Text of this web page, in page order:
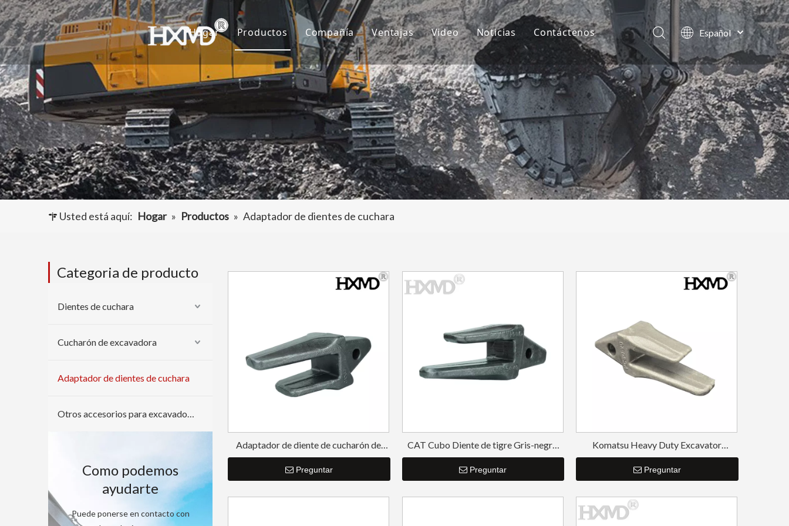
Hogar Productos
Dientes de cubo
Cubo de excavadora
Adaptador de dientes de cubo
Otros accesorios para excavadoras
Compañía
Sobre nosotros
Cultura
Preguntas más frecuentes
Ventajas
I+D
Producción
Servicio
Video Noticias
Noticias de la compañía
Proyectos
Contáctenos
Español
English
العربية
Français
Pусский
Português
Usted está aquí: Hogar » Productos » Adaptador de dientes de cuchara
Categoria de producto
Dientes de cuchara
Cucharón de excavadora
Adaptador de dientes de cuchara
Otros accesorios para excavadoras
Como podemos
ayudarte
Puede ponerse en contacto con
Adaptador de diente de cucharón de
retroexcavadora para excavadora de
servicio pesado Komatsu PC300
Preguntar
CAT Cubo Diente de tigre Gris-negro
Adaptador de dientes de cubo CAT320
Preguntar
Komatsu Heavy Duty Excavator
Trackhoe Adaptador de dientes de
cucharón PC60
Preguntar